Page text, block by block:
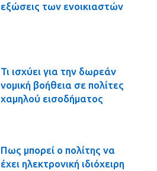
εξώσεις των ενοικιαστών
Τι ισχύει για την δωρεάν
νομική βοήθεια σε πολίτες
χαμηλού εισοδήματος
Πως μπορεί ο πολίτης να
έχει ηλεκτρονική ιδιόχειρη